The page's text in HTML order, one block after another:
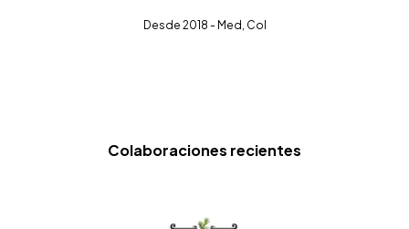
Desde 2018 - Med, Col
Colaboraciones recientes